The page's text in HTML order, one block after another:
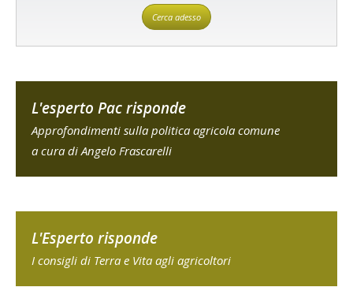
Cerca adesso
L'esperto Pac risponde
Approfondimenti sulla politica agricola comune
a cura di Angelo Frascarelli
L'Esperto risponde
I consigli di Terra e Vita agli agricoltori